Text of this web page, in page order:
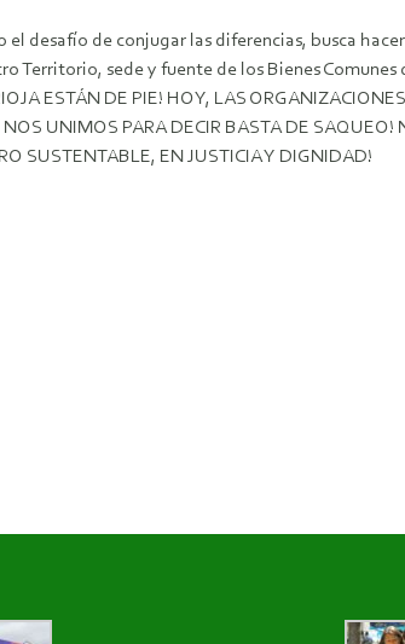
desafío de conjugar las diferencias, busca
sede y fuente de los Bienes Comunes
ESTÁN DE PIE! HOY, LAS
UNIMOS PARA DECIR BASTA DE SAQUEO!
SUSTENTABLE, EN JUSTICIA Y DIGNIDAD!